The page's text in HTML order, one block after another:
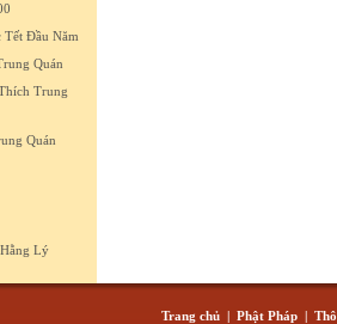
Tết Đầu Năm
Quán
Trung
Quán
Lý
Trang chủ | Phật Pháp |